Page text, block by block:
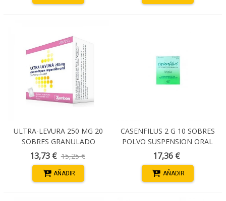
ULTRA-LEVURA 250 MG 20
SOBRES GRANULADO
SUSPENSI
13,73 € 15,25 €
AÑADIR
CASENFILUS 2 G 10 SOBRES
POLVO SUSPENSION ORAL
17,36 €
AÑADIR